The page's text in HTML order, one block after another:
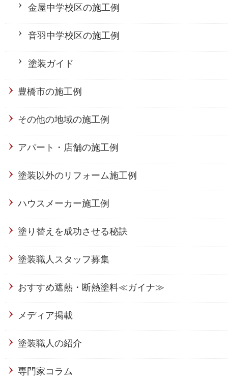
金屋中学校区の施工例
音羽中学校区の施工例
塗装ガイド
豊橋市の施工例
その他の地域の施工例
アパート・店舗の施工例
塗装以外のリフォーム施工例
ハウスメーカー施工例
塗り替えを成功させる秘訣
塗装職人スタッフ募集
おすすめ遮熱・断熱塗料≪ガイナ≫
メディア掲載
塗装職人の紹介
専門家コラム